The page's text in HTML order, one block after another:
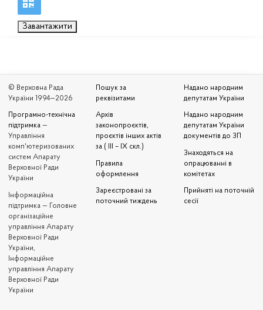
Завантажити
© Верховна Рада
України 1994—2026
Програмно-технічна
підтримка —
Управління
комп'ютеризованих
систем Апарату
Верховної Ради
України
Iнформаційна
підтримка — Головне
організаційне
управління Апарату
Верховної Ради
України,
Інформаційне
управління Апарату
Верховної Ради
України
Пошук за
реквізитами
Архів
законопроєктів,
проєктів інших актів
за ( III – IX скл.)
Правила
оформлення
Зареєстровані за
поточний тиждень
Надано народним
депутатам України
Надано народним
депутатам України
документів до ЗП
Знаходяться на
опрацюванні в
комітетах
Прийняті на поточній
сесії